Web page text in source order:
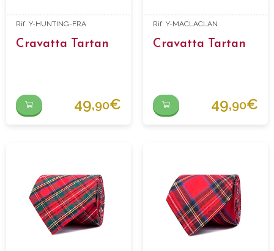
Rif: Y-HUNTING-FRA
Cravatta Tartan
49,90€
Rif: Y-MACLACLAN
Cravatta Tartan
49,90€